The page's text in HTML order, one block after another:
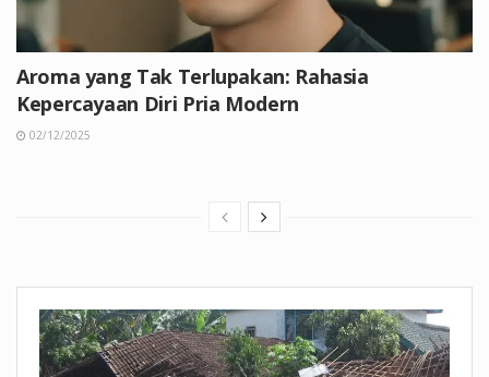
Aroma yang Tak Terlupakan: Rahasia
Kepercayaan Diri Pria Modern
02/12/2025